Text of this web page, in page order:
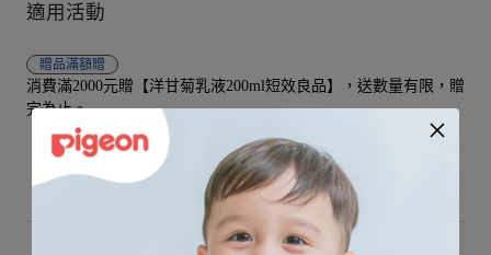
適用活動
贈品滿額贈
消費滿2000元贈【洋甘菊乳液200ml短效良品】，送數量有限，贈
完為止。
【Pigeon貝親】洋甘菊乳液(200ml)-P78411 /
查看贈品